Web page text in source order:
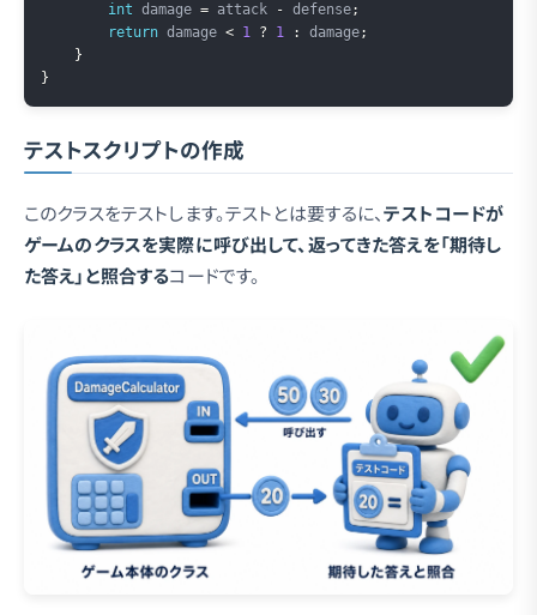
int damage = attack - defense;
return damage < 1 ? 1 : damage;
}
}
テストスクリプトの作成
このクラスをテストします。テストとは要するに、テストコードが
ゲームのクラスを実際に呼び出して、返ってきた答えを「期待し
た答え」と照合するコードです。